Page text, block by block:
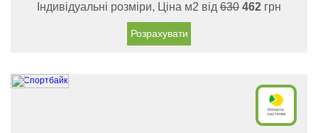
Індивідуальні розміри, Ціна м2 від 630 462 грн
Розрахувати